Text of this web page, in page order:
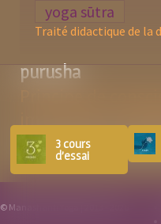
yoga sūtra
Traité didactique de la
purusha
Esprit, âme ou conscience,
prakriti ). Fondement de la
© Manashanti Yoga | 2013 - 2026
3 cours
d'essai